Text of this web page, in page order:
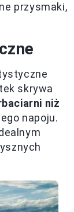
przysmaki,
skrywa
niż
napoju.